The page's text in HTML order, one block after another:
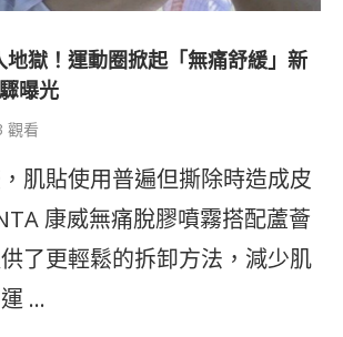
地獄！運動圈掀起「無痛舒緩」新
曝光
觀看
肌貼使用普遍但撕除時造成皮
康威無痛脫膠噴霧搭配蘆薈
了更輕鬆的拆卸方法，減少肌
…